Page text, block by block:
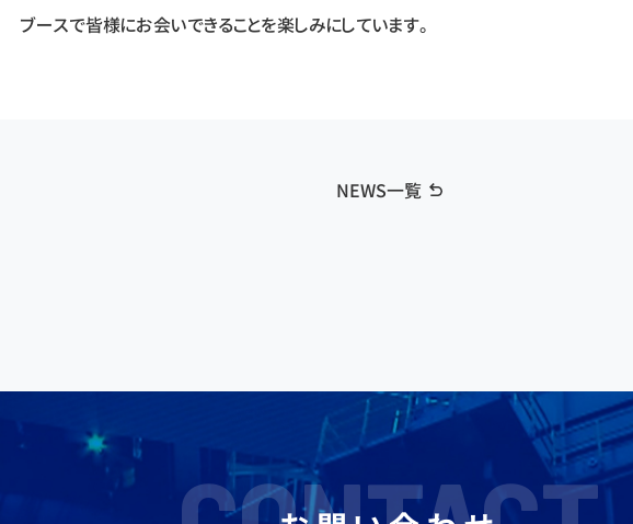
ブースで皆様にお会いできることを楽しみにしています。
NEWS一覧